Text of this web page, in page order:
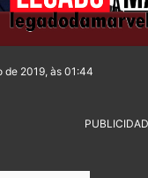
de 2019, às 01:44